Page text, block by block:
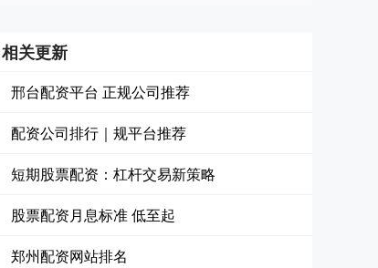
相关更新
邢台配资平台 正规公司推荐
配资公司排行｜规平台推荐
短期股票配资：杠杆交易新策略
股票配资月息标准 低至起
郑州配资网站排名